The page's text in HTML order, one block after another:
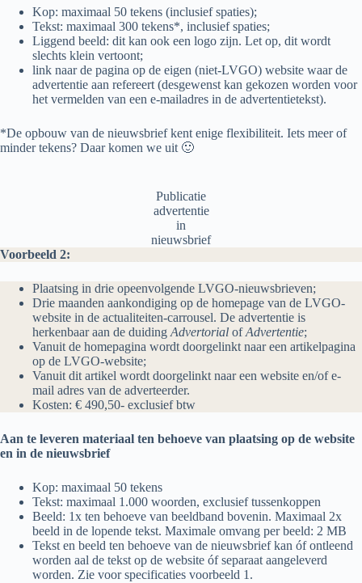
Kop: maximaal 50 tekens (inclusief spaties);
Tekst: maximaal 300 tekens*, inclusief spaties;
Liggend beeld: dit kan ook een logo zijn. Let op, dit wordt
slechts klein vertoont;
link naar de pagina op de eigen (niet-LVGO) website waar de
advertentie aan refereert (desgewenst kan gekozen worden voor
het vermelden van een e-mailadres in de advertentietekst).
*De opbouw van de nieuwsbrief kent enige flexibiliteit. Iets meer of
minder tekens? Daar komen we uit 🙂
Publicatie
advertentie
in
nieuwsbrief
Voorbeeld 2:
Plaatsing in drie opeenvolgende LVGO-nieuwsbrieven;
Drie maanden aankondiging op de homepage van de LVGO-
website in de actualiteiten-carrousel. De advertentie is
herkenbaar aan de duidingAdvertorial ofAdvertentie;
Vanuit de homepagina wordt doorgelinkt naar een artikelpagina
op de LVGO-website;
Vanuit dit artikel wordt doorgelinkt naar een website en/of e-
mail adres van de adverteerder.
Kosten: € 490,50- exclusief btw
Aan te leveren materiaal ten behoeve van plaatsing op de website
en in de nieuwsbrief
Kop: maximaal 50 tekens
Tekst: maximaal 1.000 woorden, exclusief tussenkoppen
Beeld: 1x ten behoeve van beeldband bovenin. Maximaal 2x
beeld in de lopende tekst. Maximale omvang per beeld: 2 MB
Tekst en beeld ten behoeve van de nieuwsbrief kan óf ontleend
worden aal de tekst op de website óf separaat aangeleverd
worden. Zie voor specificaties voorbeeld 1.